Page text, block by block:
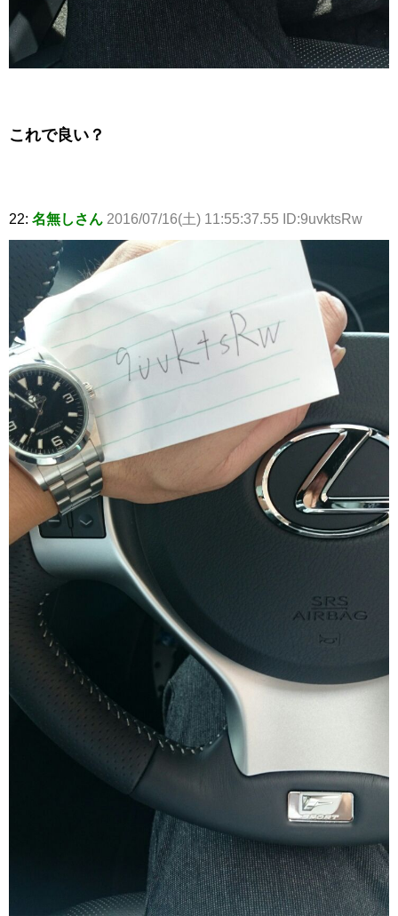
これで良い？
22: 名無しさん 2016/07/16(土) 11:55:37.55 ID:9uvktsRw